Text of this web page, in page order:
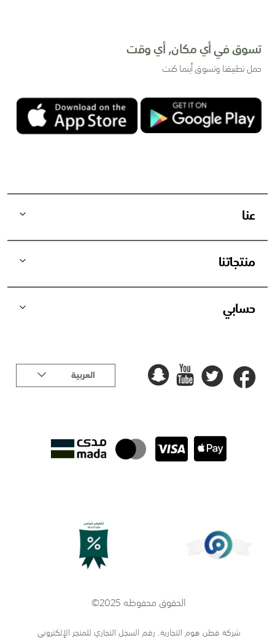
ش
ر
ن
ا
:
تسوق في أي مكان, أي وقت
حمل تطبيقنا وتسوق أينما كنت
عنا
منتجاتنا
حسابي
لغة العربية
الحقوق محفوظه 2025©
شركة قطن هوم التجارية. رقم السجل التجاري للمتجر الإلكتروني